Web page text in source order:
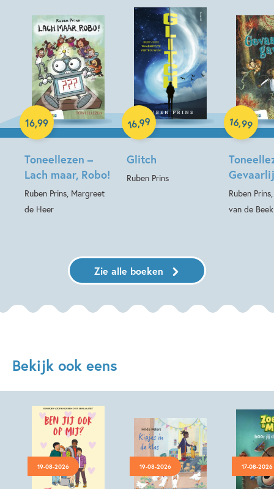
Toneellezen –
Lach maar, Robo!
Ruben Prins, Margreet
de Heer
16,99
Hardcover
Glitch
Ruben Prins
16,99
Paperback
Ruben
van de Beek
16,99
Hardcover
Zie alle boeken
Bekijk ook eens
19-08-2026 19-08-2026 17-08-2026